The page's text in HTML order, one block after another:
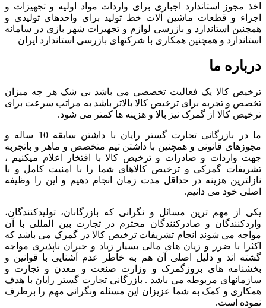
اخذ مجوز استاندارد اجباری برای واردات مواد اولیه و تجهیزات و
اجزاء و قطعات ماشین آلات خط تولید برای واحدهای تولیدی و
همچنین استاندارد و بازرسی لوازم و تجهیزات شهر بازی در سامانه
استاندارد و همچنین همکاری با شرکتهای بازرسی استاندارد ایران
درباره ما
ترخیص کالا یک فعالیت تخصصی می باشد بی شک هر چه میزان
تخصص و تجربه برای ترخیص کالا بالاتر باشد به مراتب سرعت برای
ترخیص کالا از گمرک نیز بالا و هزینه ها کمتر می شود.
ما در بازرگانی تجارت گستر رایان با داشتن سابقه 10 ساله و
مجوزهای قانونی و همچنین با داشتن تیم متخصص و ماهر و باتجربه
جهت واردات و صادرات و ترخیص کالا با افتخار اعلام میکنیم ،
تشریفات گمرکی و ترخیص کالاهای شما را با امنیت کامل و با
نازلترین هزینه در حداقل مدت زمان انجام دهیم و این را وظیفه
اصلی خود می دانیم.
یکی از مهم ترین مسائل و نگرانی که بازرگانان، تولیدکنندگان،
واردکنندگان و صادرکنندگان محترم در تجارت بین المللی با آن
مواجه می شوند انجام تشریفات ترخیص کالا در گمرک می باشد که
اکثرا با ضرر و زیان های مالی بسیار زیاد و جبران ناپذیری مواجه
گشته اند و دلیل اصلی آن هم به خاطر عدم آشنایی با قوانین و
بخشنامه های بروزگمرک و وزارت صنعت و معدن و تجارت و
سازمانهای مربوطه می باشد . بازرگانی تجارت گستر رایان با هدف
همکاری و کمک به شما عزیزان این مسئله ونگرانی مهم را برطرف
نموده است.